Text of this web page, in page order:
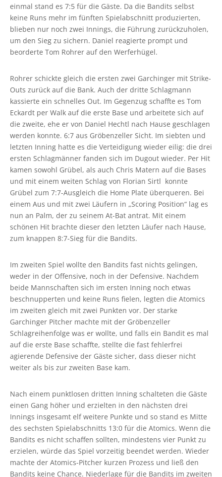
einmal stand es 7:5 für die Gäste. Da die Bandits selbst
keine Runs mehr im fünften Spielabschnitt produzierten,
blieben nur noch zwei Innings, die Führung zurückzuholen,
um den Sieg zu sichern. Daniel reagierte prompt und
beorderte Tom Rohrer auf den Werferhügel.
Rohrer schickte gleich die ersten zwei Garchinger mit Strike-
Outs zurück auf die Bank. Auch der dritte Schlagmann
kassierte ein schnelles Out. Im Gegenzug schaffte es Tom
Eckardt per Walk auf die erste Base und arbeitete sich auf
die zweite, ehe er von Daniel Hechtl nach Hause geschlagen
werden konnte. 6:7 aus Gröbenzeller Sicht. Im siebten und
letzten Inning hatte es die Verteidigung wieder eilig: die drei
ersten Schlagmänner fanden sich im Dugout wieder. Per Hit
kamen sowohl Grübel, als auch Chris Matern auf die Bases
und mit einem weiten Schlag von Florian Sirtl konnte
Grübel zum 7:7-Ausgleich die Home Plate überqueren. Bei
einem Aus und mit zwei Läufern in „Scoring Position“ lag es
nun an Palm, der zu seinem At-Bat antrat. Mit einem
schönen Hit brachte dieser den letzten Läufer nach Hause,
zum knappen 8:7-Sieg für die Bandits.
Im zweiten Spiel wollte den Bandits fast nichts gelingen,
weder in der Offensive, noch in der Defensive. Nachdem
beide Mannschaften sich im ersten Inning noch etwas
beschnupperten und keine Runs fielen, legten die Atomics
im zweiten gleich mit zwei Punkten vor. Der starke
Garchinger Pitcher machte mit der Gröbenzeller
Schlagreihenfolge was er wollte, und falls ein Bandit es mal
auf die erste Base schaffte, stellte die fast fehlerfrei
agierende Defensive der Gäste sicher, dass dieser nicht
weiter als bis zur zweiten Base kam.
Nach einem punktlosen dritten Inning schalteten die Gäste
einen Gang höher und erzielten in den nächsten drei
Innings insgesamt elf weitere Punkte und so stand es Mitte
des sechsten Spielabschnitts 13:0 für die Atomics. Wenn die
Bandits es nicht schaffen sollten, mindestens vier Punkt zu
erzielen, würde das Spiel vorzeitig beendet werden. Wieder
machte der Atomics-Pitcher kurzen Prozess und ließ den
Bandits keine Chance. Niederlage für die Bandits im zweiten